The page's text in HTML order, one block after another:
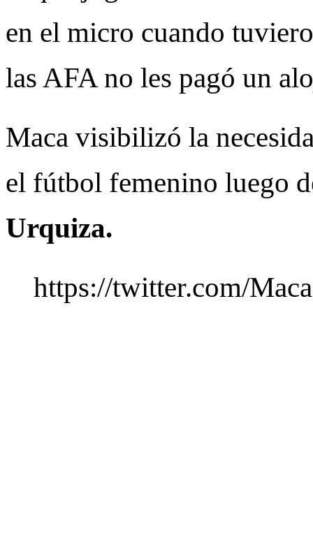
en el micro cuando
las AFA no les pagó un
Maca visibilizó la
el fútbol femenino luego
Urquiza.
https://twitter.com/